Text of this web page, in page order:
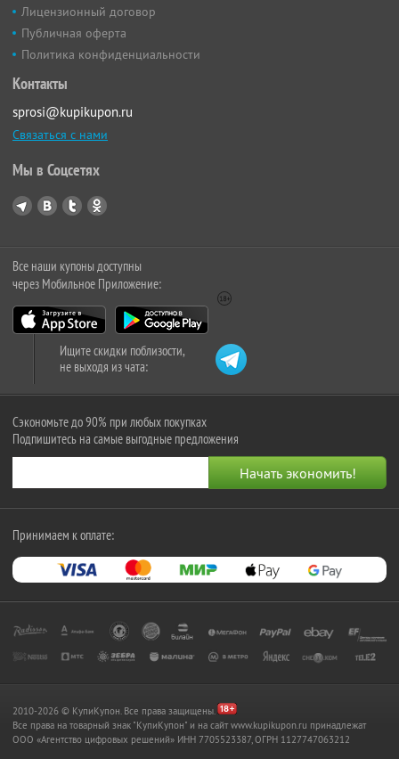
Лицензионный договор
Публичная оферта
Политика конфиденциальности
Контакты
sprosi@kupikupon.ru
Связаться с нами
Мы в Соцсетях
Все наши купоны доступны
через Мобильное Приложение:
Ищите скидки поблизости,
не выходя из чата:
Сэкономьте до 90% при любых покупках
Подпишитесь на самые выгодные предложения
Принимаем к оплате:
2010-2026 © КупиКупон. Все права защищены.
Все права на товарный знак "КупиКупон" и на сайт www.kupikupon.ru принадлежат
OOO «Агентство цифровых решений» ИНН 7705523387, ОГРН 1127747063212